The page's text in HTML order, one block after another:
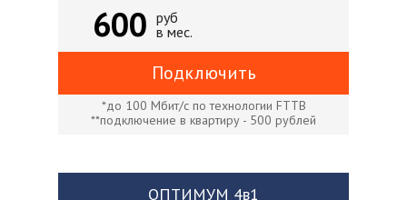
руб
в мес.
*до 100 Мбит/с по технологии FTTB
**подключение в квартиру - 500 рублей
Подключить
600
ОПТИМУМ 4в1